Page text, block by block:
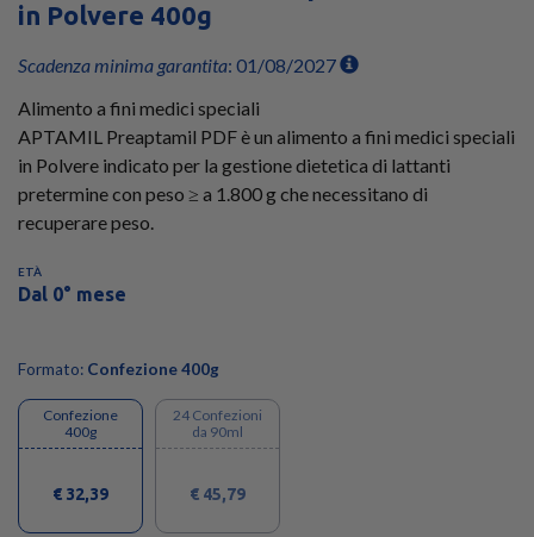
in Polvere 400g
Scadenza minima garantita: 01/08/2027
Alimento a fini medici speciali
APTAMIL Preaptamil PDF è un alimento a fini medici speciali
in Polvere indicato per la gestione dietetica di lattanti
pretermine con peso ≥ a 1.800 g che necessitano di
recuperare peso.
ETÀ
Dal 0° mese
Formato: Confezione 400g
Confezione
400g
€ 32,39
24 Confezioni
da 90ml
€ 45,79